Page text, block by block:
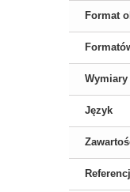
Format
Wymiary
Język